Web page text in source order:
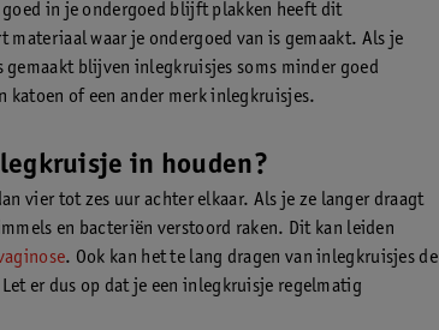
in je ondergoed blijft plakken heeft dit
waar je ondergoed van is gemaakt. Als je
blijven inlegkruisjes soms minder goed
katoen of een ander merk inlegkruisjes.
in houden?
vier tot zes uur achter elkaar. Als je ze langer draagt
en bacteriën verstoord raken. Dit kan leiden
. Ook kan het te lang dragen van inlegkruisjes de
er dus op dat je een inlegkruisje regelmatig